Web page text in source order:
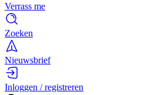
Verrass me
Zoeken
Nieuwsbrief
Inloggen / registreren